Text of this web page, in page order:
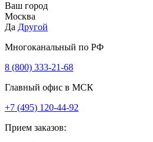
Ваш город
Москва
Да Другой
Многоканальный по РФ
8 (800) 333‑21-68
Главный офис в МСК
+7 (495) 120-44-92
Прием заказов: